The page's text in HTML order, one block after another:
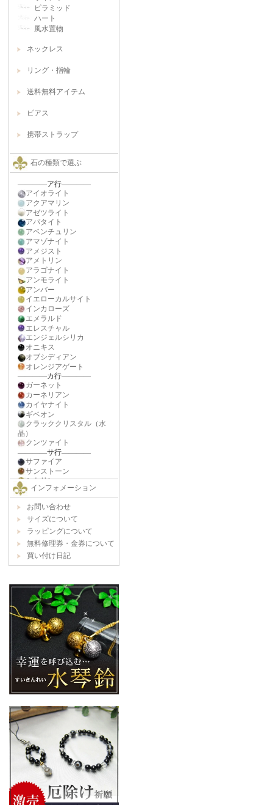
ピラミッド
ハート
風水置物
ネックレス
リング・指輪
送料無料アイテム
ピアス
携帯ストラップ
石の種類で選ぶ
インフォメーション
お問い合わせ
サイズについて
ラッピングについて
無料修理券・金券について
買い付け日記